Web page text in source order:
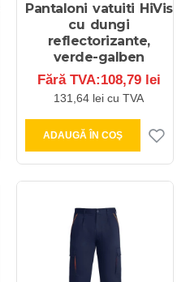
Pantaloni vatuiti HiVis
cu dungi
reflectorizante,
verde-galben
Fără TVA:108,79 lei
131,64 lei cu TVA
ADAUGĂ ÎN COŞ